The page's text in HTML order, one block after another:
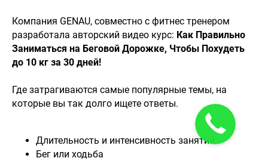
Компания GENAU, совместно с фитнес тренером
разработала авторский видео курс: Как Правильно
Заниматься на Беговой Дорожке, Чтобы Похудеть
до 10 кг за 30 дней!
Где затрагиваются самые популярные темы, на
которые вы так долго ищете ответы.
Длительность и интенсивность занятий
Бег или ходьба